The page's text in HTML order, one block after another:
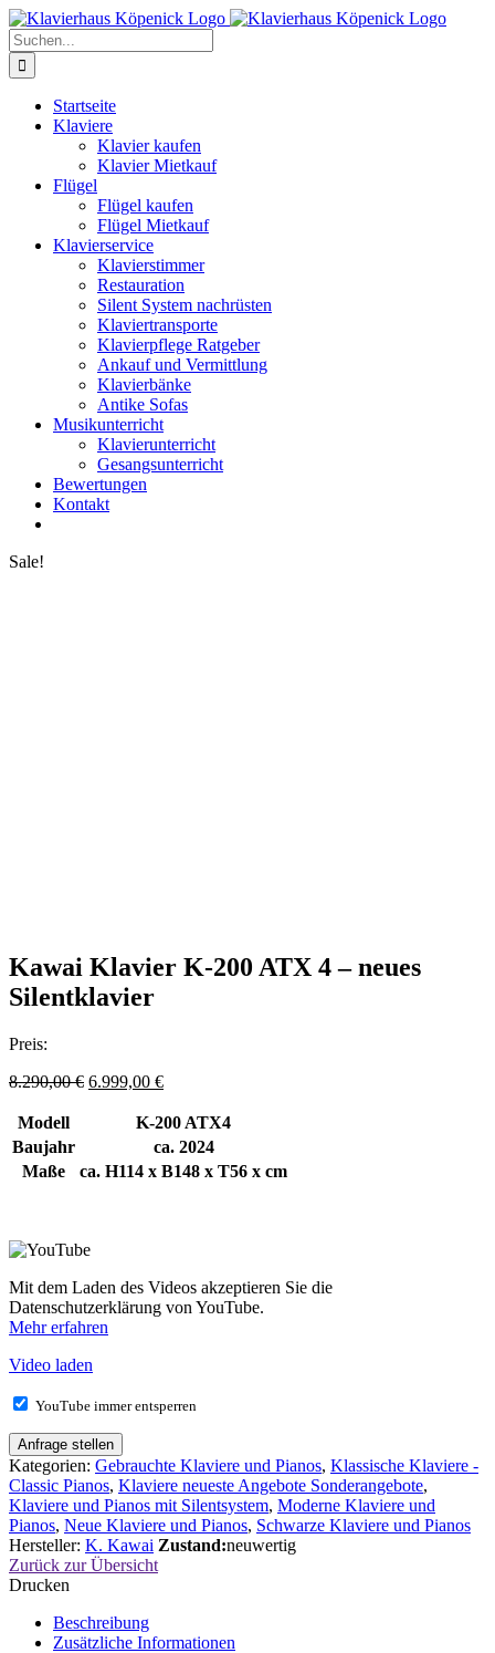
Zum
Inhalt
springen
Suche
nach:
Startseite
Klaviere
Klavier kaufen
Klavier Mietkauf
Flügel
Flügel kaufen
Flügel Mietkauf
Klavierservice
Klavierstimmer
Restauration
Silent System nachrüsten
Klaviertransporte
Klavierpflege Ratgeber
Ankauf und Vermittlung
Klavierbänke
Antike Sofas
Musikunterricht
Klavierunterricht
Gesangsunterricht
Bewertungen
Kontakt
Sale!
Kawai Klavier K-200 ATX 4 – neues
Silentklavier
Preis:
8.290,00€ Ursprünglicher
8.290,00 €
6.999,00 €Aktueller
ist:
6.999,00 €.
Modell
K-200 ATX4
Baujahr
ca. 2024
Maße
ca. H114 x B148 x T56 x cm
Mit dem Laden des Videos akzeptieren Sie die
Datenschutzerklärung von YouTube.
Mehr erfahren
Video laden
YouTube immer entsperren
Anfrage stellen
Kategorien: Gebrauchte Klaviere und Pianos, Klassische Klaviere -
Classic Pianos, Klaviere neueste Angebote Sonderangebote,
Klaviere und Pianos mit Silentsystem, Moderne Klaviere und
Pianos, Neue Klaviere und Pianos, Schwarze Klaviere und Pianos
Hersteller: K. Kawai Zustand:neuwertig
Zurück zur Übersicht
Drucken
Beschreibung
Zusätzliche Informationen